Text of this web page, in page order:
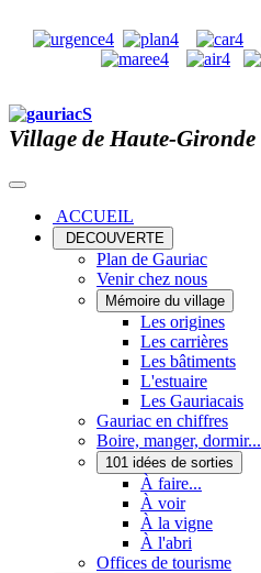
Village de Haute-Gironde
ACCUEIL
DECOUVERTE
Plan de Gauriac
Venir chez nous
Mémoire du village
Les origines
Les carrières
Les bâtiments
L'estuaire
Les Gauriacais
Gauriac en chiffres
Boire, manger, dormir...
101 idées de sorties
À faire...
À voir
À la vigne
À l'abri
Offices de tourisme